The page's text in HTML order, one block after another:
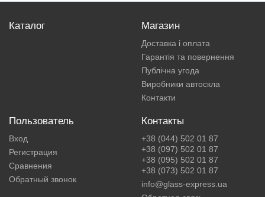
Каталог Магазин
Доставка і оплата
Гарантія та повернення
Публічна угода
Виробники автоскла
Контакти
Пользователь
Вход
Регистрация
Сравнения
Обратный звонок
Контакты
+38 (044) 502 01 87
+38 (097) 502 01 87
+38 (095) 502 01 87
+38 (073) 502 01 87
info@glass-express.ua